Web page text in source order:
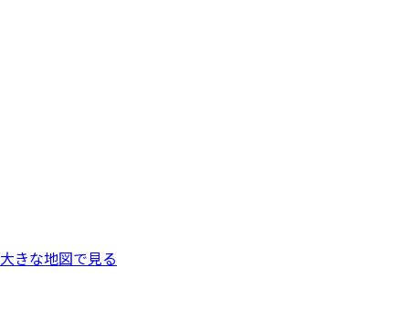
大きな地図で見る